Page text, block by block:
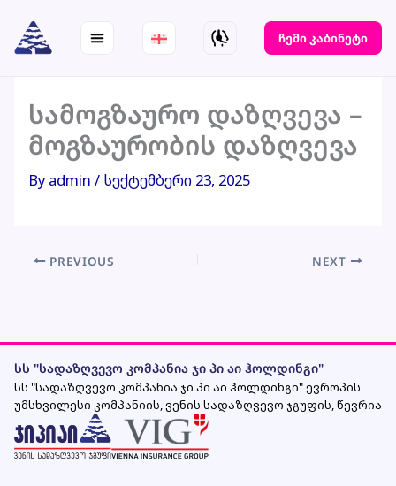
content
ჩემი კაბინეტი
სამოგზაურო დაზღვევა –
მოგზაურობის დაზღვევა
By admin/ სექტემბერი 23, 2025
PREVIOUS NEXT
სს "სადაზღვევო კომპანია ჯი პი აი ჰოლდინგი"
სს "სადაზღვევო კომპანია ჯი პი აი ჰოლდინგი" ევროპის
უმსხვილესი კომპანიის, ვენის სადაზღვევო ჯგუფის, წევრია